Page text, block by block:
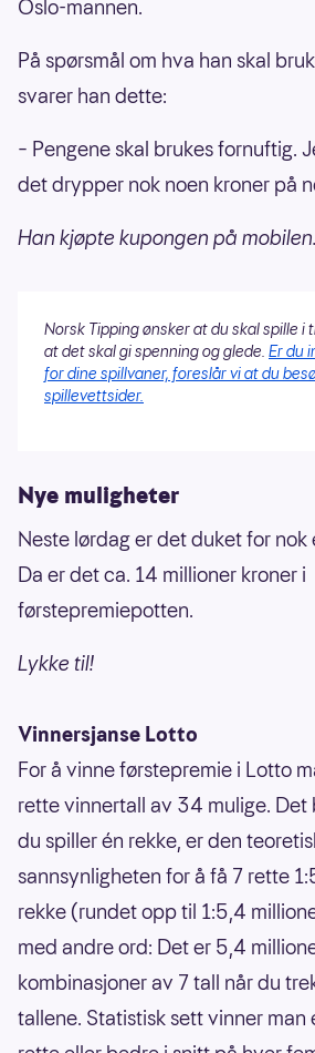
Oslo-mannen.
På spørsmål om hva han skal
svarer han dette:
– Pengene skal brukes fornuftig.
det drypper nok noen kroner på
Han kjøpte kupongen på mobilen.
Norsk Tipping ønsker at du skal spille i
at det skal gi spenning og glede. Er du
for dine spillvaner, foreslår vi at du
spillevettsider.
Nye muligheter
Neste lørdag er det duket for
Da er det ca. 14 millioner kroner i
førstepremiepotten.
Lykke til!
Vinnersjanse Lotto
For å vinne førstepremie i Lotto
rette vinnertall av 34 mulige. Det
du spiller én rekke, er den
sannsynligheten for å få 7 rette
rekke (rundet opp til 1:5,4
med andre ord: Det er 5,4
kombinasjoner av 7 tall når du
tallene. Statistisk sett vinner man